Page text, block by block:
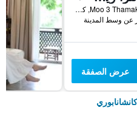
9/99 Moo 3 Thamakham, كانشانابوري, تايلاند
عرض الصفقة